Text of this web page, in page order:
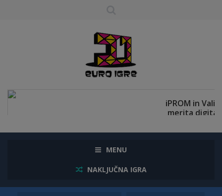
MENU
NAKLJUČNA IGRA